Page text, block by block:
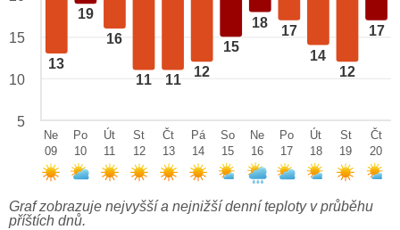
13
19
16
11 11
12
15
18
17
14
12
17
15
10
5
Ne
09
Po
10
Út
11
St
12
Čt
13
Pá
14
So
15
Ne
16
Po
17
Út
18
St
19
Čt
20
Graf zobrazuje nejvyšší a nejnižší denní teploty v průběhu
příštích dnů.